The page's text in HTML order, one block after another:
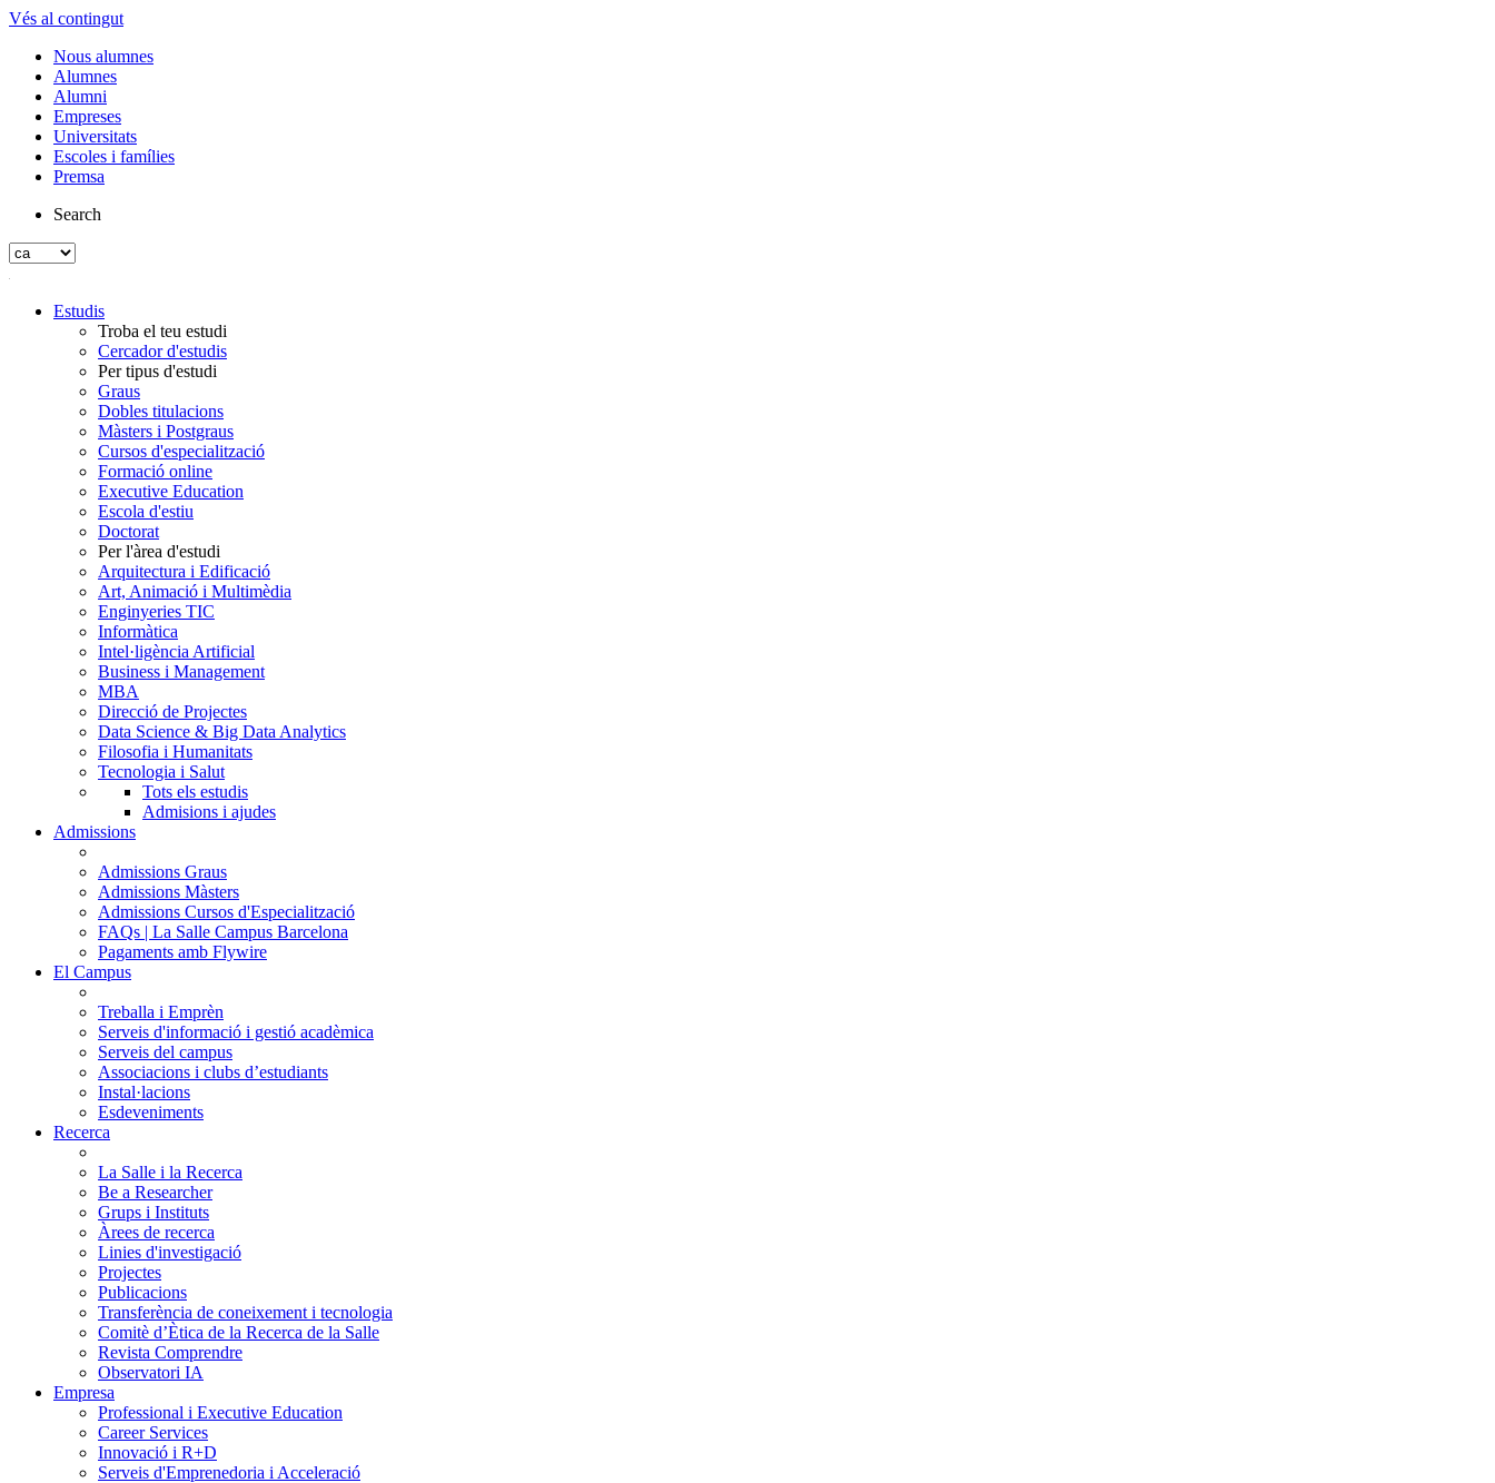
Vés al contingut
Nous alumnes
Alumnes
Alumni
Empreses
Universitats
Escoles i famílies
Premsa
Search
Estudis
Troba el teu estudi
Cercador d'estudis
Per tipus d'estudi
Graus
Dobles titulacions
Màsters i Postgraus
Cursos d'especialització
Formació online
Executive Education
Escola d'estiu
Doctorat
Per l'àrea d'estudi
Arquitectura i Edificació
Art, Animació i Multimèdia
Enginyeries TIC
Informàtica
Intel·ligència Artificial
Business i Management
MBA
Direcció de Projectes
Data Science & Big Data Analytics
Filosofia i Humanitats
Tecnologia i Salut
Tots els estudis
Admisions i ajudes
Admissions
Admissions Graus
Admissions Màsters
Admissions Cursos d'Especialització
FAQs | La Salle Campus Barcelona
Pagaments amb Flywire
El Campus
Treballa i Emprèn
Serveis d'informació i gestió acadèmica
Serveis del campus
Associacions i clubs d’estudiants
Instal·lacions
Esdeveniments
Recerca
La Salle i la Recerca
Be a Researcher
Grups i Instituts
Àrees de recerca
Linies d'investigació
Projectes
Publicacions
Transferència de coneixement i tecnologia
Comitè d’Ètica de la Recerca de la Salle
Revista Comprendre
Observatori IA
Empresa
Professional i Executive Education
Career Services
Innovació i R+D
Serveis d'Emprenedoria i Acceleració